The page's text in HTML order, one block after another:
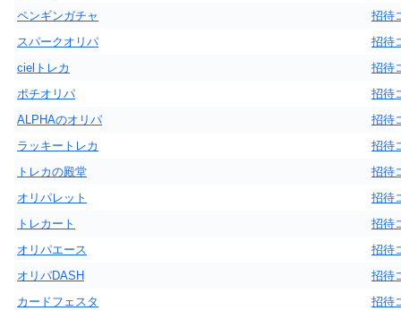
ペンギンガチャ
招待
スパークオリパ
招待
cielトレカ
招待
ポチオリパ
招待
ALPHAのオリパ
招待
ラッキートレカ
招待
トレカの殿堂
招待
オリパレット
招待
トレカート
招待
オリパエース
招待
オリパDASH
招待
カードフェスタ
招待